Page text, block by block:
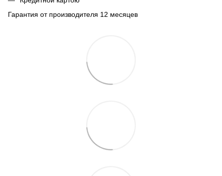
Гарантия от производителя 12 месяцев